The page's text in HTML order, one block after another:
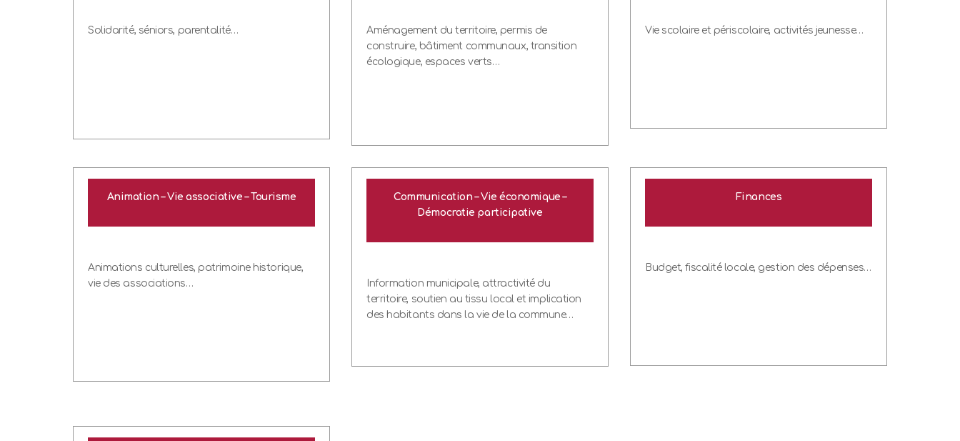
Solidarité, séniors, parentalité…
Aménagement du territoire, permis de
construire, bâtiment communaux, transition
écologique, espaces verts…
Vie scolaire et périscolaire, activités jeunesse…
Animation – Vie associative – Tourisme
Animations culturelles, patrimoine historique,
vie des associations…
Communication – Vie économique –
Démocratie participative
Information municipale, attractivité du
territoire, soutien au tissu local et implication
des habitants dans la vie de la commune…
Finances
Budget, fiscalité locale, gestion des dépenses…